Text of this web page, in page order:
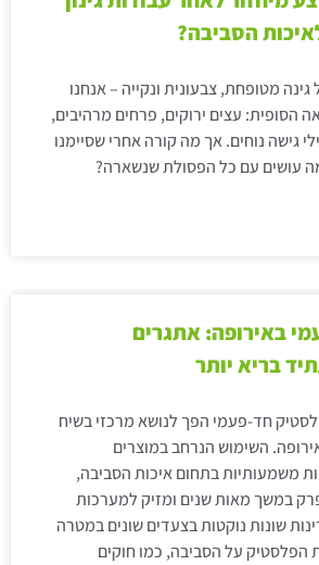
הסביבה?
מטופחת, צבעונית ונקייה – אנחנו
הסופית: עצים ירוקים, פרחים מרהיבים,
גישה נוחים. אך מה קורה אחרי שסיימנו
עושים עם כל הפסולת שנשארה?
באירופה: אתגרים
בריא יותר
חד-פעמי הפך לנושא מרכזי בשיח
השימוש הנרחב במוצרים
משמעותיות בתחום איכות הסביבה,
במשך מאות שנים ומזיק למערכות
שונות נוקטות בצעדים שונים במטרה
על הסביבה, כמו חוקים